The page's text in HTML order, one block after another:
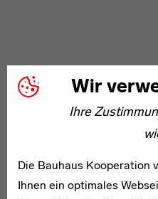
Wir
Ihre
Die Bauhaus Kooperation
Ihnen ein optimales
WEITERE